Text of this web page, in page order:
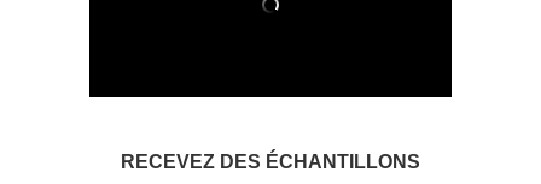
RECEVEZ DES ÉCHANTILLONS